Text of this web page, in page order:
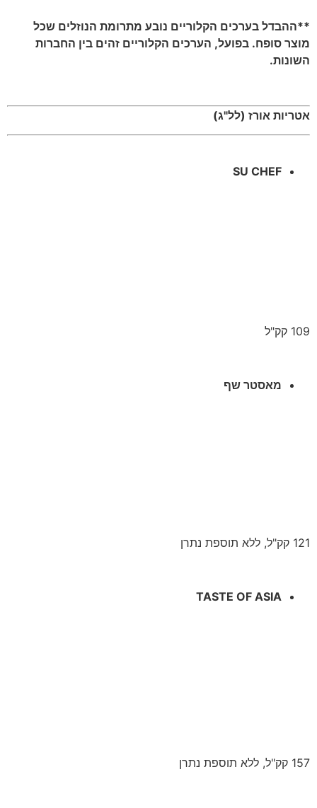
**ההבדל בערכים הקלוריים נובע מתרומת הנוזלים שכל
מוצר סופח. בפועל, הערכים הקלוריים זהים בין החברות
השונות.
אטריות אורז (לל"ג)
SU CHEF
109 קק"ל
מאסטר שף
121 קק"ל, ללא תוספת נתרן
TASTE OF ASIA
157 קק"ל, ללא תוספת נתרן